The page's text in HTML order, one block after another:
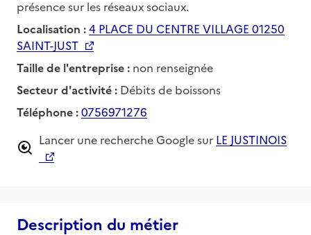
présence sur les réseaux sociaux.
Localisation :4 PLACE DU CENTRE VILLAGE 01250
SAINT-JUST
Taille de l'entreprise : non renseignée
Secteur d'activité : Débits de boissons
Téléphone :0756971276
Lancer une recherche Google sur LE JUSTINOIS
Description du métier